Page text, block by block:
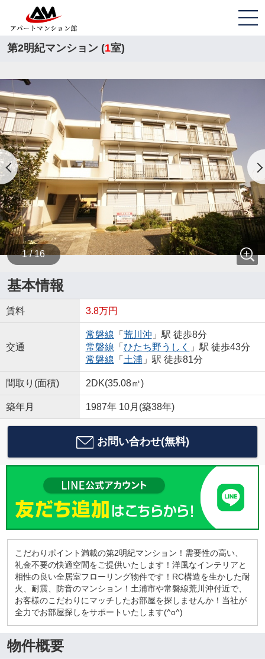
第2明紀マンション (1室)
1 / 16
基本情報
賃料 3.8万円
交通
常磐線 「 荒川沖 」駅 徒歩8分
常磐線 「 ひたち野うしく
」駅 徒歩43分
常磐線 「 土浦 」駅 徒歩81分
間取り(面積) 2DK(35.08㎡)
築年月 1987年 10月(築38年)
お問い合わせ(無料)
こだわりポイント満載の第2明紀マンション！需要性の高い、
礼金不要の快適空間をご提供いたします！洋風なインテリアと
相性の良い全居室フローリング物件です！RC構造を生かした耐
火、耐震、防音のマンション！土浦市や常磐線荒川沖付近で、
お客様のこだわりにマッチしたお部屋を探しませんか！当社が
全力でお部屋探しをサポートいたします(^o^)
物件概要